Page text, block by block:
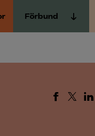
Förbund
Innovations­företagen